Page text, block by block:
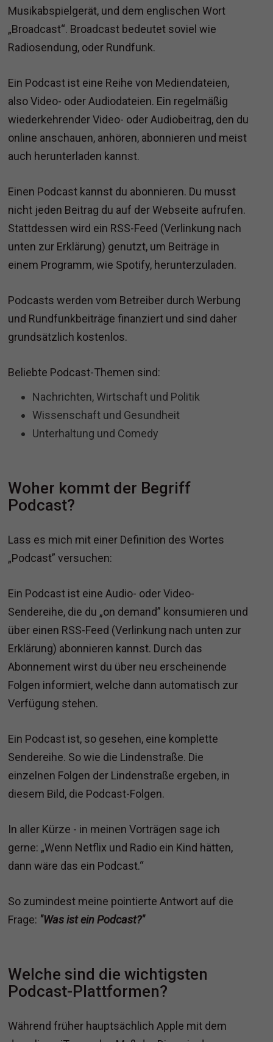
Musikabspielgerät, und dem englischen Wort
„Broadcast“. Broadcast bedeutet soviel wie
Radiosendung, oder Rundfunk.
Ein Podcast ist eine Reihe von Mediendateien,
also Video- oder Audiodateien. Ein regelmäßig
wiederkehrender Video- oder Audiobeitrag, den du
online anschauen, anhören, abonnieren und meist
auch herunterladen kannst.
Einen Podcast kannst du abonnieren. Du musst
nicht jeden Beitrag du auf der Webseite aufrufen.
Stattdessen wird ein RSS-Feed (Verlinkung nach
unten zur Erklärung) genutzt, um Beiträge in
einem Programm, wie Spotify, herunterzuladen.
Podcasts werden vom Betreiber durch Werbung
und Rundfunkbeiträge finanziert und sind daher
grundsätzlich kostenlos.
Beliebte Podcast-Themen sind:
Nachrichten, Wirtschaft und Politik
Wissenschaft und Gesundheit
Unterhaltung und Comedy
Woher kommt der Begriff
Podcast?
Lass es mich mit einer Definition des Wortes
„Podcast” versuchen:
Ein Podcast ist eine Audio- oder Video-
Sendereihe, die du „on demand” konsumieren und
über einen RSS-Feed (Verlinkung nach unten zur
Erklärung) abonnieren kannst. Durch das
Abonnement wirst du über neu erscheinende
Folgen informiert, welche dann automatisch zur
Verfügung stehen.
Ein Podcast ist, so gesehen, eine komplette
Sendereihe. So wie die Lindenstraße. Die
einzelnen Folgen der Lindenstraße ergeben, in
diesem Bild, die Podcast-Folgen.
In aller Kürze - in meinen Vorträgen sage ich
gerne: „Wenn Netflix und Radio ein Kind hätten,
dann wäre das ein Podcast.“
So zumindest meine pointierte Antwort auf die
Frage: "Was ist ein Podcast?"
Welche sind die wichtigsten
Podcast-Plattformen?
Während früher hauptsächlich Apple mit dem